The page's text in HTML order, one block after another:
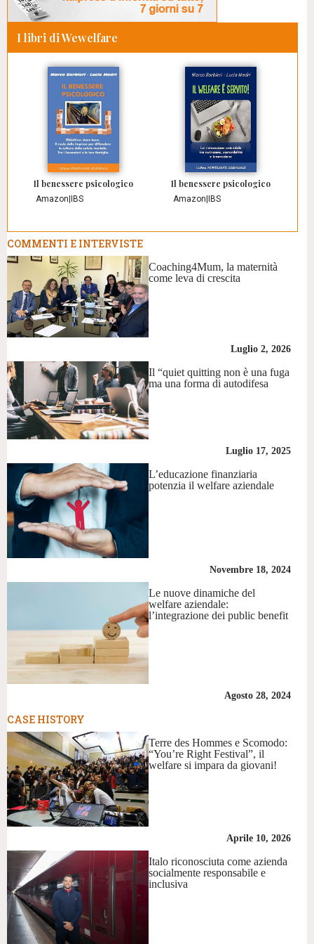
I libri di Wewelfare
Il benessere psicologico
Amazon IBS
Il benessere psicologico
Amazon IBS
COMMENTI E INTERVISTE
Coaching4Mum, la maternità
come leva di crescita
Luglio 2, 2026
Il “quiet quitting non è una fuga
ma una forma di autodifesa
Luglio 17, 2025
L’educazione finanziaria
potenzia il welfare aziendale
Novembre 18, 2024
Le nuove dinamiche del
welfare aziendale:
l’integrazione dei public benefit
Agosto 28, 2024
CASE HISTORY
Terre des Hommes e Scomodo:
“You’re Right Festival”, il
welfare si impara da giovani!
Aprile 10, 2026
Italo riconosciuta come azienda
socialmente responsabile e
inclusiva